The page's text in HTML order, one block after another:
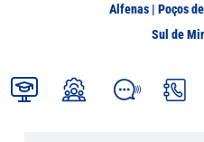
Alfenas | Poços
Sul de